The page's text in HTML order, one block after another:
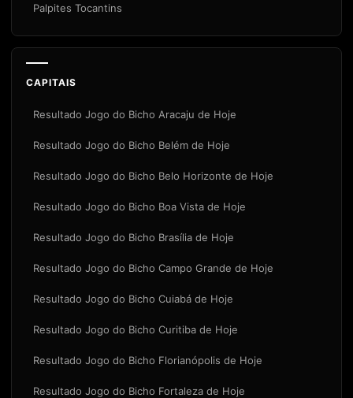
Palpites Tocantins
CAPITAIS
Resultado Jogo do Bicho Aracaju de Hoje
Resultado Jogo do Bicho Belém de Hoje
Resultado Jogo do Bicho Belo Horizonte de Hoje
Resultado Jogo do Bicho Boa Vista de Hoje
Resultado Jogo do Bicho Brasília de Hoje
Resultado Jogo do Bicho Campo Grande de Hoje
Resultado Jogo do Bicho Cuiabá de Hoje
Resultado Jogo do Bicho Curitiba de Hoje
Resultado Jogo do Bicho Florianópolis de Hoje
Resultado Jogo do Bicho Fortaleza de Hoje